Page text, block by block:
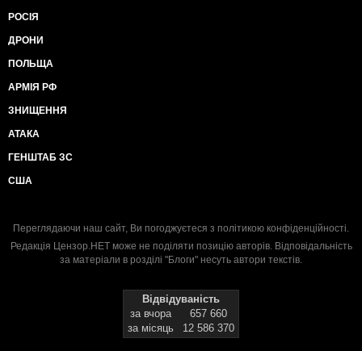
РОСІЯ
ДРОНИ
ПОЛЬЩА
АРМІЯ РФ
ЗНИЩЕННЯ
АТАКА
ГЕНШТАБ ЗС
США
Переглядаючи наш сайт, Ви погоджуєтеся з політикою конфіденційності.
Редакція Цензор.НЕТ може не поділяти позицію авторів. Відповідальність
за матеріали в розділі "Блоги" несуть автори текстів.
Відвідуваність
за вчора
657 660
за місяць
12 586 370